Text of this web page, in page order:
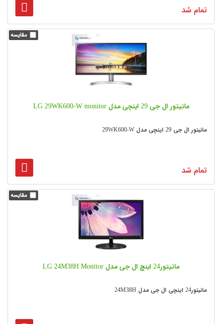
تمام شد
مانیتور ال جی 29 اینچی مدل LG 29WK600-W monitor
مانیتور ال جی 29 اینچی مدل 29WK600-W
تمام شد
مانیتور24 اینچ ال جی مدل LG 24M38H Monitor
مانیتور24 اینچی ال جی مدل 24M38H